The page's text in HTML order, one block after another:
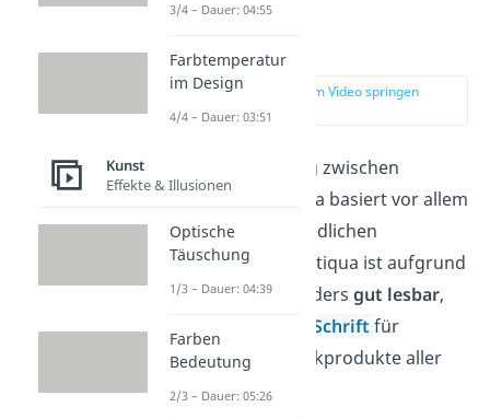
Anwendung
zur Stelle im Video springen
(01:27)
Die Unterscheidung zwischen
Grotesk und Antiqua basiert vor allem
auf ihrer unterschiedlichen
Anwendung
. Die Antiqua ist aufgrund
ihrer Serifen besonders gut lesbar,
Schrift für
Fließtexte und Druckprodukte aller
Art macht.
3/4 – Dauer: 04:55
Farbtemperatur
im Design
4/4 – Dauer: 03:51
Kunst
Effekte & Illusionen
Optische
Täuschung
1/3 – Dauer: 04:39
Farben
Bedeutung
2/3 – Dauer: 05:26